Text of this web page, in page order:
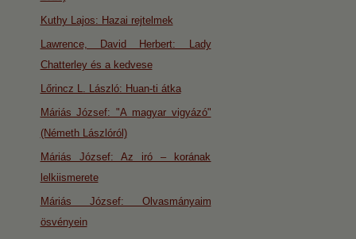
Kuthy Lajos: Hazai rejtelmek
Lawrence, David Herbert: Lady
Chatterley és a kedvese
Lőrincz L. László: Huan-ti átka
Máriás József: "A magyar vigyázó"
(Németh Lászlóról)
Máriás József: Az iró – korának
lelkiismerete
Máriás József: Olvasmányaim
ösvényein